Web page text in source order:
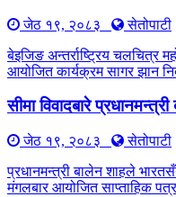
जेठ १९, २०८३
सेतोपाटी
बेइजिङ अन्तर्राष्ट्रिय चलचित्र
आयोजित कार्यक्रम सागर झान
सीमा विवादबारे
जेठ १९, २०८३
सेतोपाटी
प्रधानमन्त्री बालेन शाहले
मंगलबार आयोजित साप्ताहिक